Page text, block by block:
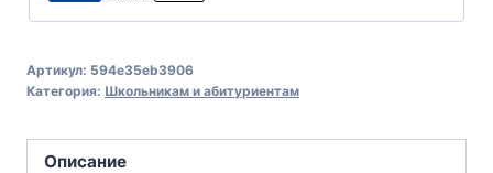
Артикул: 594e35eb3906
Категория: Школьникам и абитуриентам
Описание